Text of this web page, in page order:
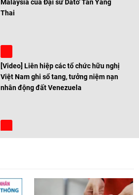
Malaysia của Đại sứ Dato' Tan Yang
Thai
[Video] Liên hiệp các tổ chức hữu nghị
Việt Nam ghi sổ tang, tưởng niệm nạn
nhân động đất Venezuela
[Video] Trẻ em Đông Á cùng kiến tạo